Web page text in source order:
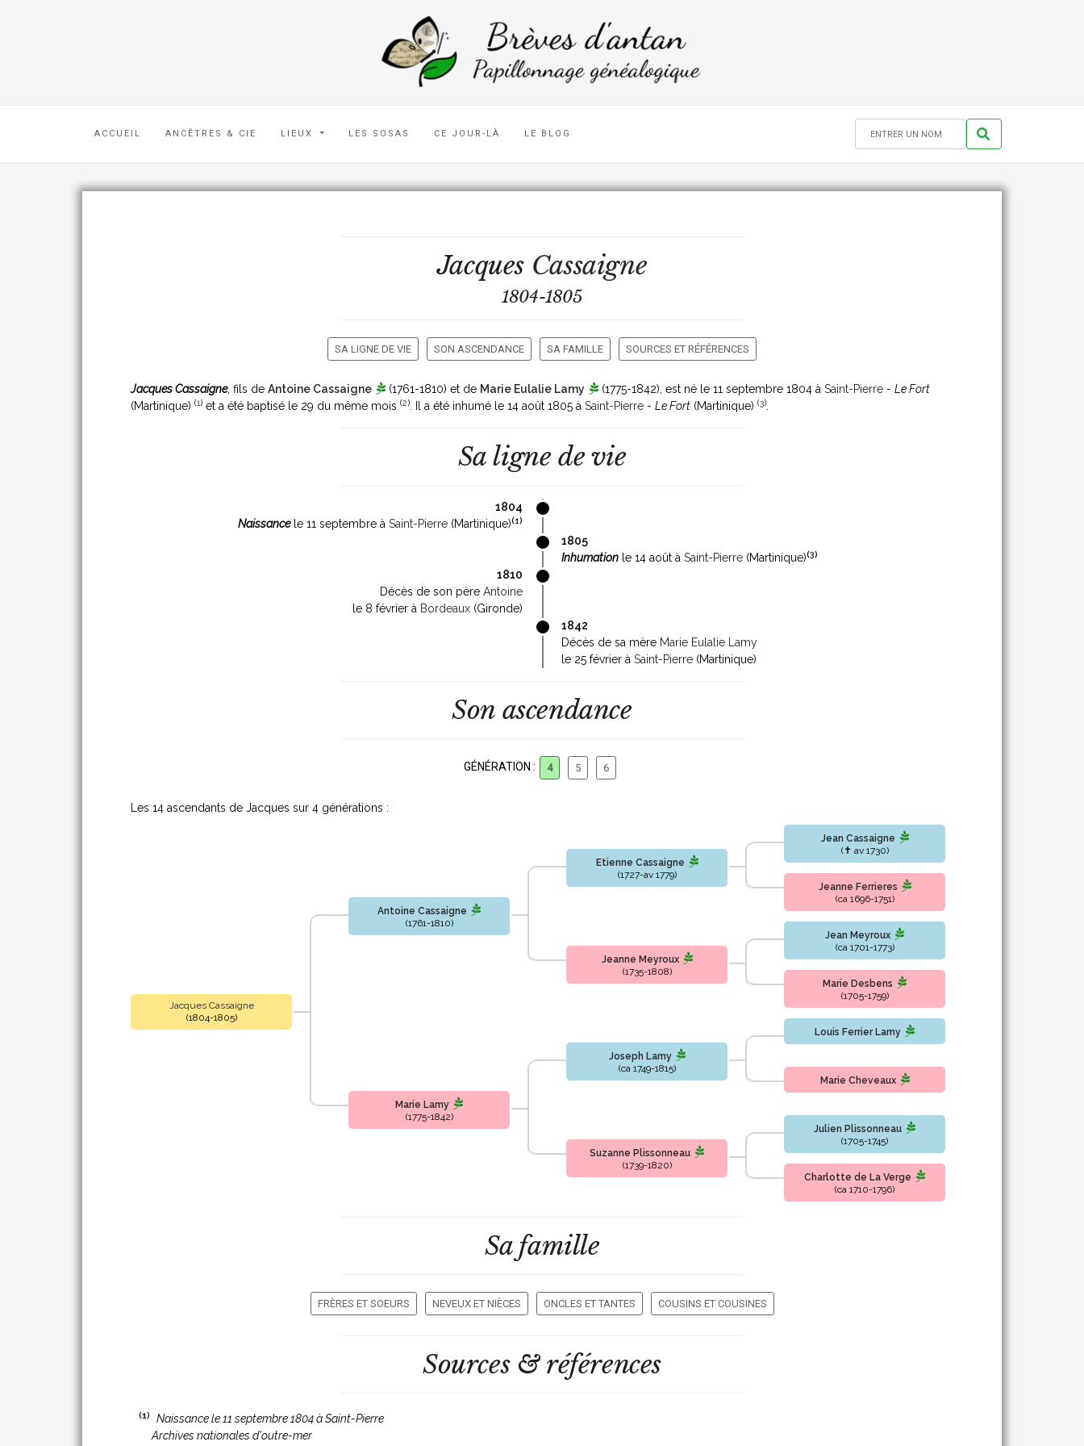
ACCUEIL ANCÊTRES & CIE LIEUX LES SOSAS CE JOUR-LÀ LE BLOG
Jacques Cassaigne
1804-1805
SA LIGNE DE VIE SON ASCENDANCE SA FAMILLE SOURCES ET RÉFÉRENCES
Jacques Cassaigne, fils de Antoine Cassaigne (1761-1810) et de Marie Eulalie Lamy (1775-1842) , est né le 11 septembre 1804 à Saint-Pierre - Le Fort
(Martinique) (1) et a été baptisé le 29 du même mois (2) . Il a été inhumé le 14 août 1805 à Saint-Pierre - Le Fort (Martinique) (3)
Sa ligne de vie
1804
Naissancele 11 septembre à Saint-Pierre (Martinique)(1)
1805
Inhumation le 14 août à Saint-Pierre (Martinique)(3)
1810
Décès de son père Antoine
le 8 février à Bordeaux (Gironde)
1842
Décès de sa mère Marie Eulalie Lamy
le 25 février à Saint-Pierre (Martinique)
Son ascendance
GÉNÉRATION : 4 5 6
Les 14 ascendants de Jacques sur 4 générations :
Jacques Cassaigne
(1804-1805)
Antoine Cassaigne
(1761-1810)
Etienne Cassaigne
(1727-av 1779)
Jean Cassaigne
(✝ av 1730)
Jeanne Ferrieres
(ca 1696-1751)
Jeanne Meyroux
(1735-1808)
Jean Meyroux
(ca 1701-1773)
Marie Desbens
(1705-1759)
Marie Lamy
(1775-1842)
Joseph Lamy
(ca 1749-1815)
Louis Ferrier Lamy
Marie Cheveaux
Suzanne Plissonneau
(1739-1820)
Julien Plissonneau
(1705-1745)
Charlotte de La Verge
(ca 1710-1796)
Sa famille
FRÈRES ET SOEURS NEVEUX ET NIÈCES ONCLES ET TANTES COUSINS ET COUSINES
Sources & références
(1)
Naissance le 11 septembre 1804 à Saint-Pierre
Archives nationales d'outre-mer